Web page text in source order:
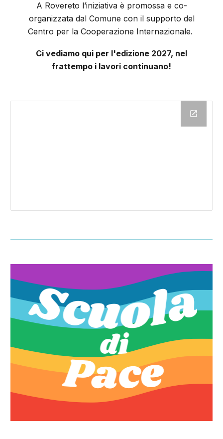
A Rovereto l’iniziativa è promossa e co-
organizzata dal Comune con il supporto del
Centro per la Cooperazione Internazionale.
Ci vediamo qui per l'edizione 2027, nel
frattempo i lavori continuano!